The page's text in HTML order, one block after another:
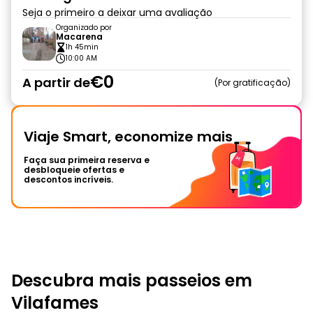
Seja o primeiro a deixar uma avaliação
Organizado por
Macarena
1h 45min
10:00 AM
A partir de€0 Por gratificação
Viaje Smart, economize mais
Faça sua primeira reserva e
desbloqueie ofertas e
descontos incríveis.
Descubra mais passeios em
Vilafames